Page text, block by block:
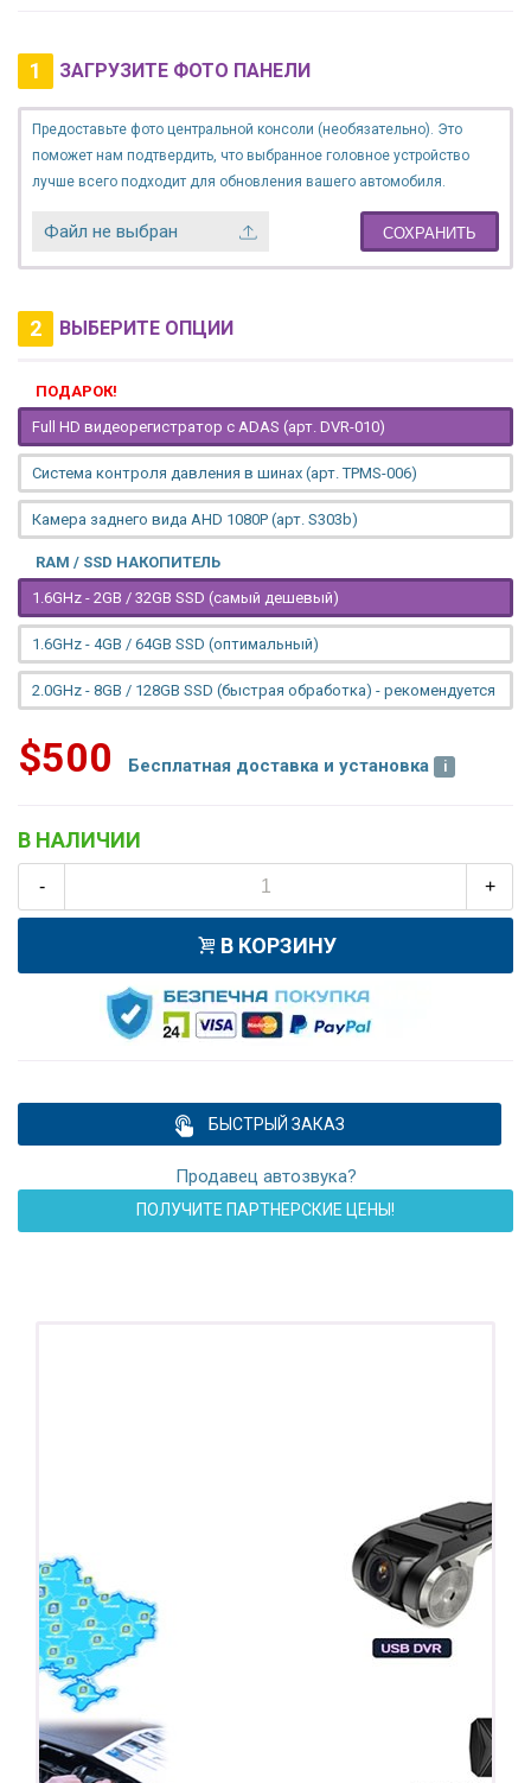
1 ЗАГРУЗИТЕ ФОТО ПАНЕЛИ
Предоставьте фото центральной консоли (необязательно). Это
поможет нам подтвердить, что выбранное головное устройство
лучше всего подходит для обновления вашего автомобиля.
Файл не выбран СОХРАНИТЬ
2 ВЫБЕРИТЕ ОПЦИИ
ПОДАРОК!
Full HD видеорегистратор с ADAS (арт. DVR-010)
Система контроля давления в шинах (арт. TPMS-006)
Камера заднего вида AHD 1080P (арт. S303b)
RAM / SSD НАКОПИТЕЛЬ
1.6GHz - 2GB / 32GB SSD (самый дешевый)
1.6GHz - 4GB / 64GB SSD (оптимальный)
2.0GHz - 8GB / 128GB SSD (быстрая обработка) - рекомендуется
$500 Бесплатная доставка и установка
В НАЛИЧИИ
- +
В КОРЗИНУ
БЫСТРЫЙ ЗАКАЗ
Продавец автозвука?
ПОЛУЧИТЕ ПАРТНЕРСКИЕ ЦЕНЫ!